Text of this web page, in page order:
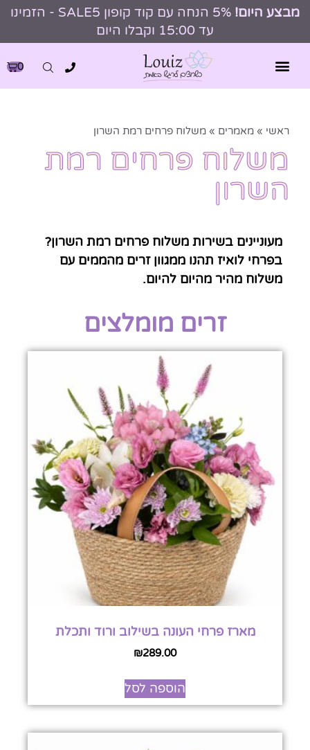
מבצע היום!
5% הנחה עם קוד קופון SALE5 - הזמינו
עד 15:00 וקבלו היום
0
ראשי » מאמרים » משלוח פרחים רמת השרון
משלוח פרחים רמת
השרון
מעוניינים בשירות משלוח פרחים רמת השרון?
בפרחי לואיז תהנו ממגוון זרים מהממים עם
משלוח מהיר מהיום להיום.
זרים מומלצים
מארז פרחי העונה בשילוב ורוד ותכלת
₪289.00
הוספה לסל